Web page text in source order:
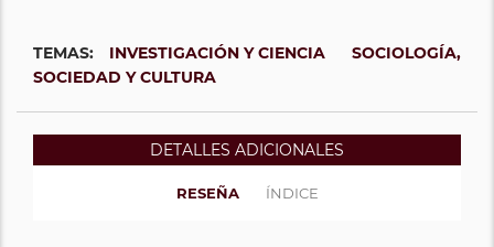
TEMAS: INVESTIGACIÓN Y CIENCIA
SOCIOLOGÍA,
SOCIEDAD Y CULTURA
DETALLES ADICIONALES
RESEÑA ÍNDICE